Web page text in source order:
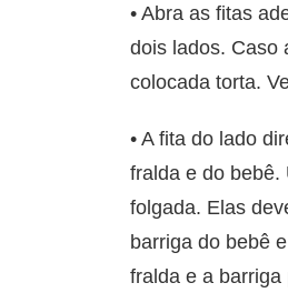
• Abra as fitas
dois lados. Caso
colocada torta.
• A fita do lado
fralda e do bebê.
folgada. Elas
barriga do bebê
fralda e a